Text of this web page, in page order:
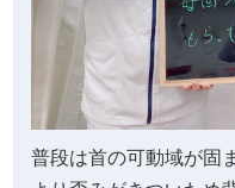
普段は首の可動域が固